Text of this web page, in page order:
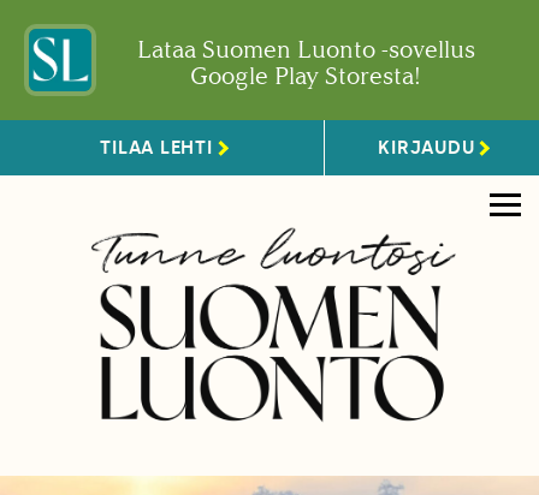
Lataa Suomen Luonto -sovellus
Google Play Storesta!
TILAA LEHTI KIRJAUDU